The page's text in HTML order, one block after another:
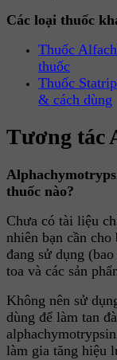
Các loại thuốc
Thuốc
thuốc
Thuốc
& cách dùng
Tương tác
thuốc nào?
Chưa có tài liệu
nhiên bạn cần
đang sử dụng
toa và các sản
Không nên sử
dùng để làm tan
làm gia tăng hiệu